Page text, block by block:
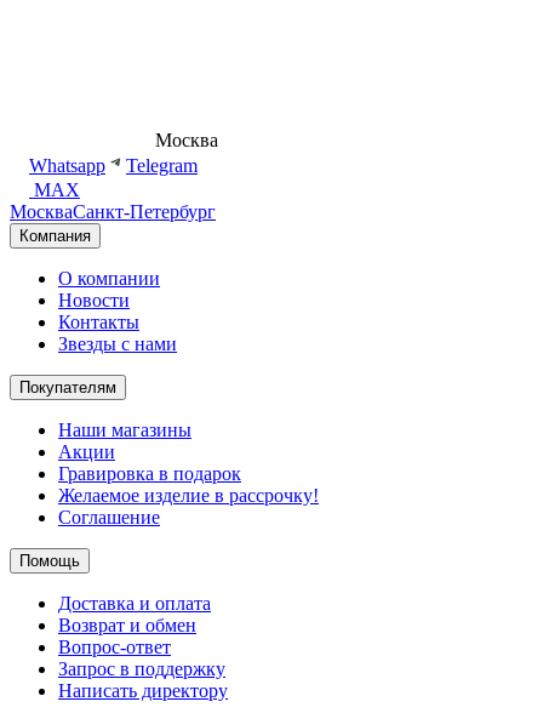
Москва
Whatsapp
Telegram
MAX
МоскваСанкт-Петербург
Компания
О компании
Новости
Контакты
Звезды с нами
Покупателям
Наши магазины
Акции
Гравировка в подарок
Желаемое изделие в рассрочку!
Соглашение
Помощь
Доставка и оплата
Возврат и обмен
Вопрос-ответ
Запрос в поддержку
Написать директору